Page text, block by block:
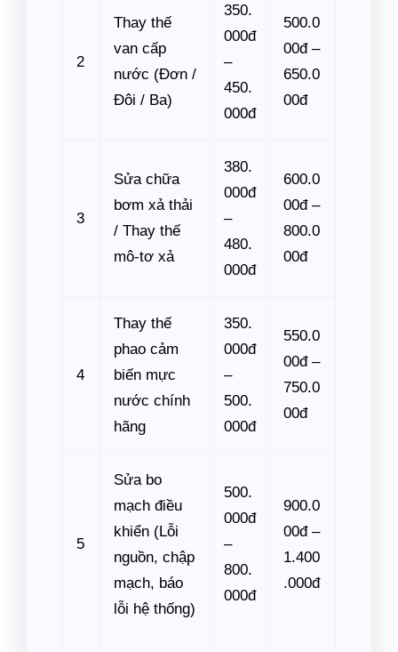
2
Thay thế
van cấp
nước (Đơn /
Đôi / Ba)
350.
000đ
–
450.
000đ
500.0
00đ –
650.0
00đ
3
Sửa chữa
bơm xả thải
/ Thay thế
mô-tơ xả
380.
000đ
–
480.
000đ
600.0
00đ –
800.0
00đ
4
Thay thế
phao cảm
biến mực
nước chính
hãng
350.
000đ
–
500.
000đ
550.0
00đ –
750.0
00đ
5
Sửa bo
mạch điều
khiển (Lỗi
nguồn, chập
mạch, báo
lỗi hệ thống)
500.
000đ
–
800.
000đ
900.0
00đ –
1.400
.000đ